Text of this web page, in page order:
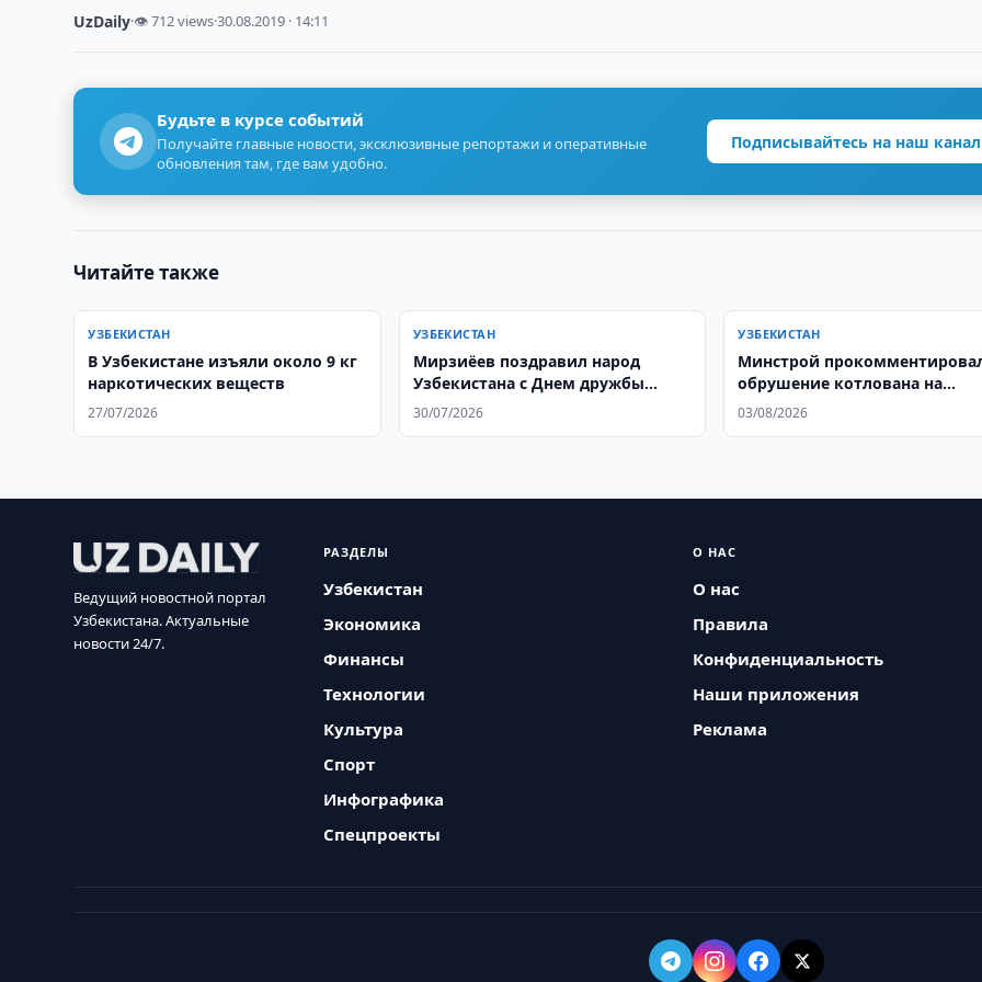
UzDaily·👁 712 views·30.08.2019 · 14:11
Будьте в курсе событий
Получайте главные новости, эксклюзивные репортажи и оперативные
обновления там, где вам удобно.
Подписывайтесь на наш канал
Читайте также
УЗБЕКИСТАН
В Узбекистане изъяли около 9 кг
наркотических веществ
27/07/2026
УЗБЕКИСТАН
Мирзиёев поздравил народ
Узбекистана с Днем дружбы
народов
30/07/2026
УЗБЕКИСТАН
Минстрой
обрушение котлована на
стройплощадке в Ташкенте
03/08/2026
Ведущий новостной портал
Узбекистана. Актуальные
новости 24/7.
РАЗДЕЛЫ
Узбекистан
Экономика
Финансы
Технологии
Культура
Спорт
Инфографика
Спецпроекты
О НАС
О нас
Правила
Конфиденциальность
Наши приложения
Реклама